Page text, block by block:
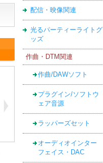
配信・映像関連
光るパーティーライトグ
ッズ
作曲・DTM関連
作曲/DAWソフト
プラグイン/ソフトウ
ェア音源
ラッパーズセット
オーディオインター
フェイス・DAC